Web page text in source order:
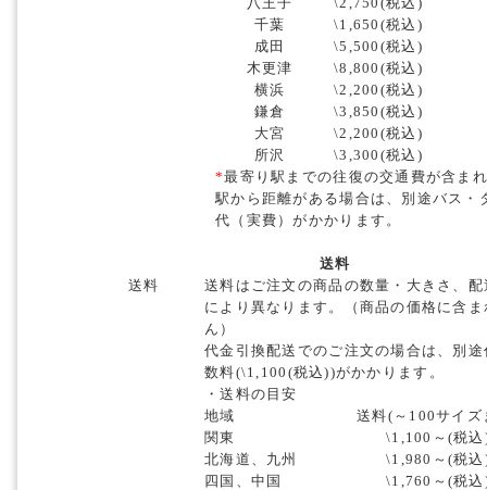
千葉
\1,650(税込)
成田
\5,500(税込)
木更津
\8,800(税込)
横浜
\2,200(税込)
鎌倉
\3,850(税込)
大宮
\2,200(税込)
所沢
\3,300(税込)
*最寄り駅までの往復の交通費が含ま
駅から距離がある場合は、別途バス・
代（実費）がかかります。
送料
送料
送料はご注文の商品の数量・大きさ、配
により異なります。（商品の価格に含
ん）
代金引換配送でのご注文の場合は、別途
数料(\1,100(税込))がかかります。
・送料の目安
地域
送料(～100サイズ
関東
\1,100～(税
北海道、九州
\1,980～(税
四国、中国
\1,760～(税